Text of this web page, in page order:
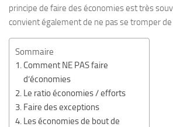
principe de faire des économies est très
convient également de ne pas se tromper
Sommaire
Comment NE PAS faire
d’économies
Le ratio économies / efforts
Faire des exceptions
Les économies de bout de